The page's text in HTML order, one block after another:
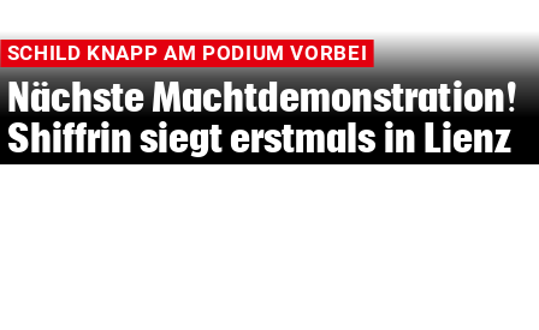
SCHILD KNAPP AM PODIUM VORBEI
Nächste Machtdemonstration!
Shiffrin siegt erstmals in Lienz